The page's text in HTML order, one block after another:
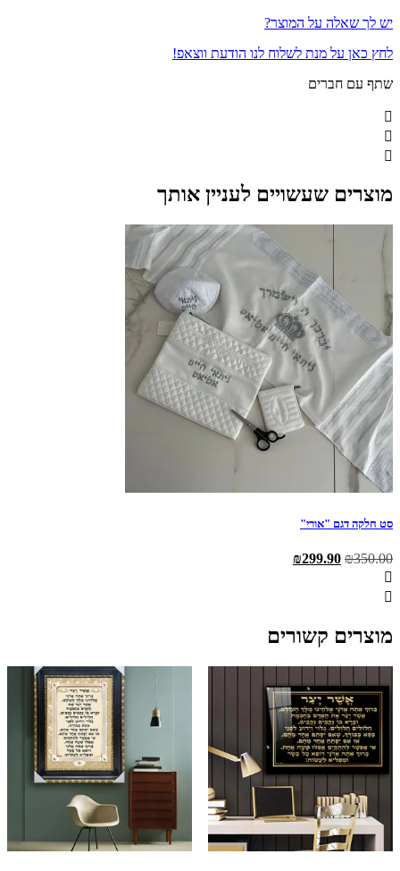
יש לך שאלה על המוצר?
לחץ כאן על מנת לשלוח לנו הודעת ווצאפ!
שתף עם חברים
מוצרים שעשויים לעניין אותך
סט חלקה דגם "אורי"
₪350.00
המחיר ₪299.90
מוצרים קשורים